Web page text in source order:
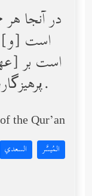
در آنجا
است [و]
است بر
پرهیزگار، انجامش را] از او خواسته‌اند.
the Qur’an:
المُيسَّر السعدي